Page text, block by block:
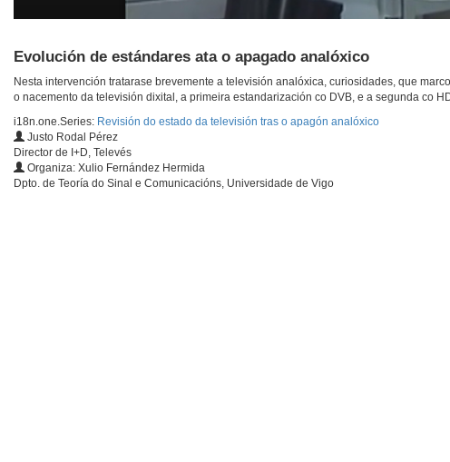
Evolución de estándares ata o apagado analóxico
Nesta intervención tratarase brevemente a televisión analóxica, curiosidades, que
o nacemento da televisión dixital, a primeira estandarización co DVB, e a segunda co
i18n.one.Series: Revisión do estado da televisión tras o apagón analóxico
Justo Rodal Pérez
Director de I+D, Televés
Organiza: Xulio Fernández Hermida
Dpto. de Teoría do Sinal e Comunicacións, Universidade de Vigo